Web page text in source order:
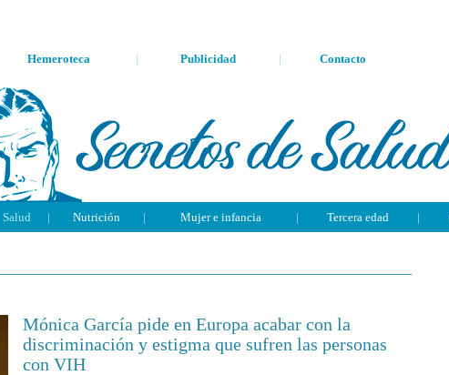
Hemeroteca | Publicidad | Contacto
Salud | Nutrición | Mujer e infancia | Tercera edad |
Mónica García pide en Europa acabar con la
discriminación y estigma que sufren las personas
con VIH